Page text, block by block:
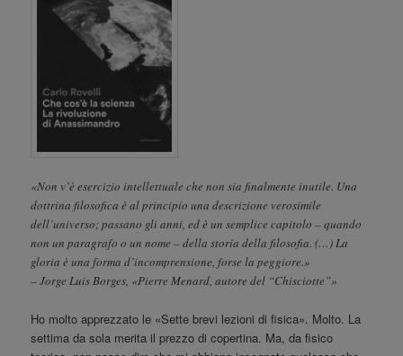
«Non v’è esercizio intellettuale che non sia finalmente inutile. Una
dottrina filosofica è al principio una descrizione verosimile
dell’universo; passano gli anni, ed è un semplice capitolo – quando
non un paragrafo o un nome – della storia della filosofia. (…) La
gloria è una forma d’incomprensione, forse la peggiore.»
– Jorge Luis Borges, «Pierre Menard, autore del “Chisciotte”»
Ho molto apprezzato le «Sette brevi lezioni di fisica». Molto. La
settima da sola merita il prezzo di copertina. Ma, da fisico